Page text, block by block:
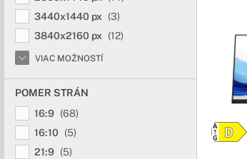
3440x1440 px
(3)
3840x2160 px
(12)
VIAC MOŽNOSTÍ
POMER STRÁN
16:9 (68)
16:10
(5)
21:9 (5)